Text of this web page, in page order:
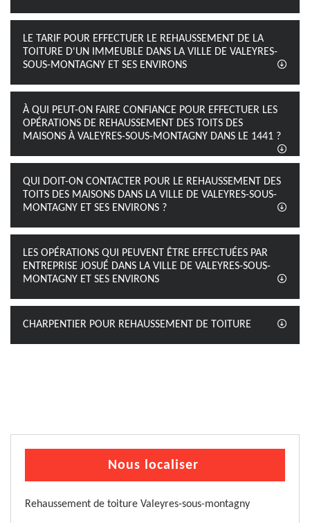
LE TARIF POUR EFFECTUER LE REHAUSSEMENT DE LA
TOITURE D'UN IMMEUBLE DANS LA VILLE DE VALEYRES-
SOUS-MONTAGNY ET SES ENVIRONS
À QUI PEUT-ON FAIRE CONFIANCE POUR EFFECTUER LES
OPÉRATIONS DE REHAUSSEMENT DES TOITS DES
MAISONS À VALEYRES-SOUS-MONTAGNY DANS LE 1441 ?
QUI DOIT-ON CONTACTER POUR LE REHAUSSEMENT DES
TOITS DES MAISONS DANS LA VILLE DE VALEYRES-SOUS-
MONTAGNY ET SES ENVIRONS ?
LES OPÉRATIONS QUI PEUVENT ÊTRE EFFECTUÉES PAR
ENTREPRISE JOSUÉ DANS LA VILLE DE VALEYRES-SOUS-
MONTAGNY ET SES ENVIRONS
CHARPENTIER POUR REHAUSSEMENT DE TOITURE
Nous localiser
Rehaussement de toiture Valeyres-sous-montagny